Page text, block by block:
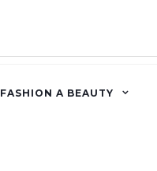
FASHION A BEAUTY